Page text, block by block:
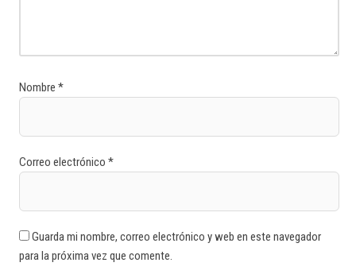
Nombre *
Correo electrónico *
Guarda mi nombre, correo electrónico y web en este navegador
para la próxima vez que comente.